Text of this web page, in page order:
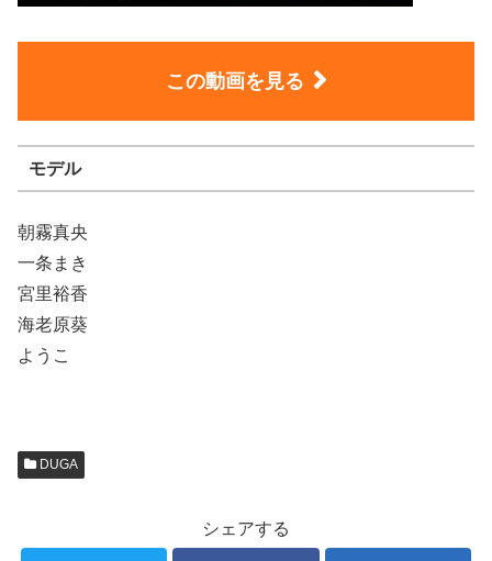
この動画を見る
モデル
朝霧真央
一条まき
宮里裕香
海老原葵
ようこ
DUGA
シェアする